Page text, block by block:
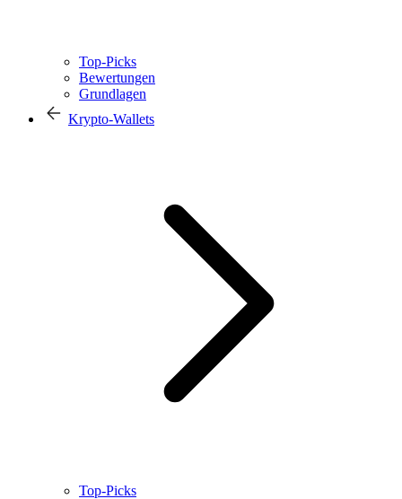
Top-Picks
Bewertungen
Grundlagen
Krypto-Wallets
Top-Picks